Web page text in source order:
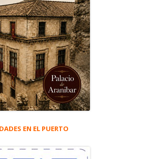
EN EL PUERTO